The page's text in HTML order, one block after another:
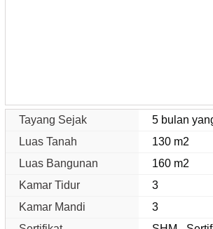
Tayang Sejak
5 bulan
Luas Tanah
130 m2
Luas Bangunan
160 m2
Kamar Tidur
3
Kamar Mandi
3